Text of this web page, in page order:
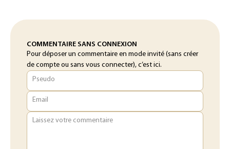
COMMENTAIRE SANS CONNEXION
Pour déposer un commentaire en mode invité (sans créer
de compte ou sans vous connecter), c’est ici.
Pseudo
Email
Laissez votre commentaire